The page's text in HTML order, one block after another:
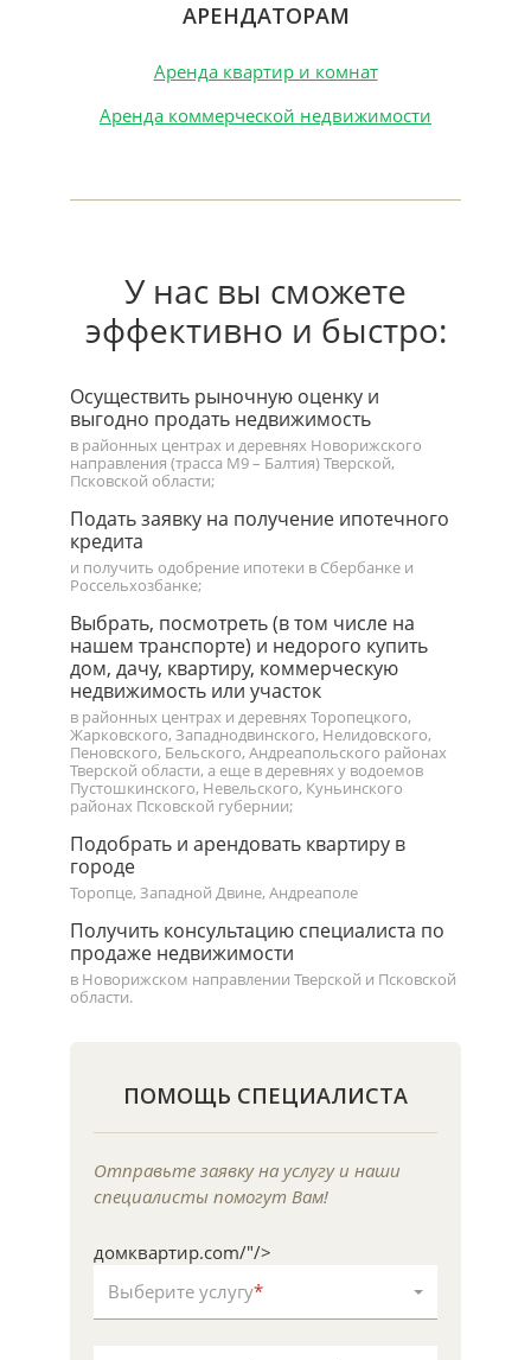
АРЕНДАТОРАМ
Аренда квартир и комнат
Аренда коммерческой недвижимости
У нас вы сможете
эффективно и быстро:
Осуществить рыночную оценку и
выгодно продать недвижимость
в районных центрах и деревнях Новорижского
направления (трасса М9 – Балтия) Тверской,
Псковской области;
Подать заявку на получение ипотечного
кредита
и получить одобрение ипотеки в Сбербанке и
Россельхозбанке;
Выбрать, посмотреть (в том числе на
нашем транспорте) и недорого купить
дом, дачу, квартиру, коммерческую
недвижимость или участок
в районных центрах и деревнях Торопецкого,
Жарковского, Западнодвинского, Нелидовского,
Пеновского, Бельского, Андреапольского районах
Тверской области, а еще в деревнях у водоемов
Пустошкинского, Невельского, Куньинского
районах Псковской губернии;
Подобрать и арендовать квартиру в
городе
Торопце, Западной Двине, Андреаполе
Получить консультацию специалиста по
продаже недвижимости
в Новорижском направлении Тверской и Псковской
области.
ПОМОЩЬ СПЕЦИАЛИСТА
Отправьте заявку на услугу и наши
специалисты помогут Вам!
домквартир.com/"/>
Выберите услугу*